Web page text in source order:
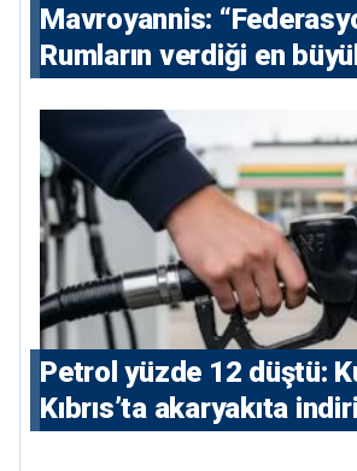
Mavroyannis:
Rumların verdiği en
Petrol yüzde 12 düştü:
Kıbrıs’ta akaryakıta